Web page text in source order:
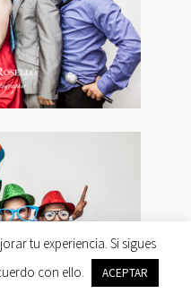
tu experiencia. Si sigues
con ello.
ACEPTAR